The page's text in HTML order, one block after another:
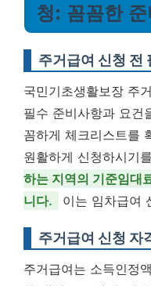
청: 꼼꼼한
주거급여 신청 전
국민기초생활보장 주
필수 준비사항과 요건
꼼하게 체크리스트를
원활하게 신청하시기
하는 지역의 기준임대
니다.
이는 임차급여
주거급여 신청 자
주거급여는 소득인정